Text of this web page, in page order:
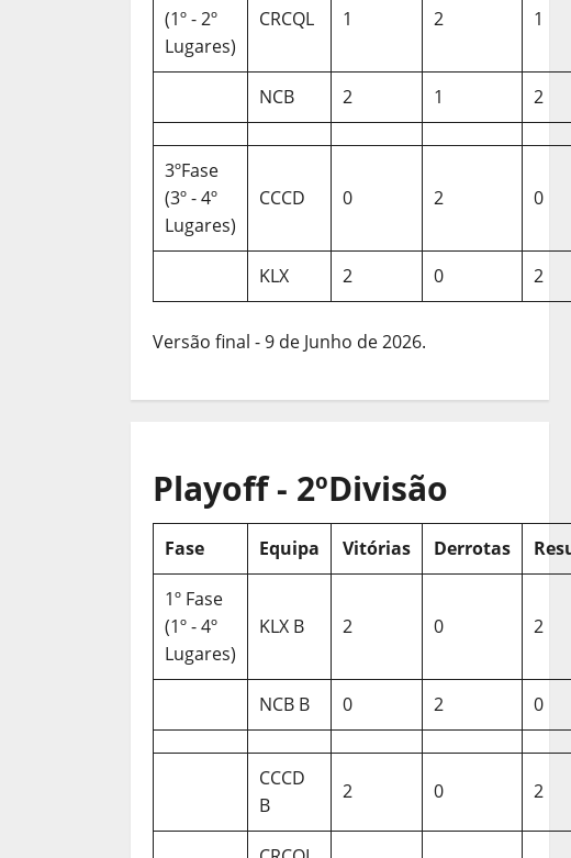
(1º - 2º
Lugares)
CRCQL 1 2 1
NCB 2 1 2
3ºFase
(3º - 4º
Lugares)
CCCD 0 2 0
KLX 2 0 2
Versão final - 9 de Junho de 2026.
Playoff - 2ºDivisão
Fase Equipa Vitórias Derrotas
1º Fase
(1º - 4º
Lugares)
KLX B 2 0 2
NCB B 0 2 0
CCCD
B
2 0 2